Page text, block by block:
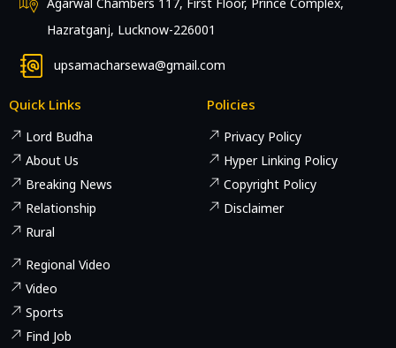
Hazratganj, Lucknow-226001
upsamacharsewa@gmail.com
Quick Links
Lord Budha
About Us
Breaking News
Relationship
Rural
Regional Video
Video
Sports
Find Job
Policies
Privacy Policy
Hyper Linking Policy
Copyright Policy
Disclaimer